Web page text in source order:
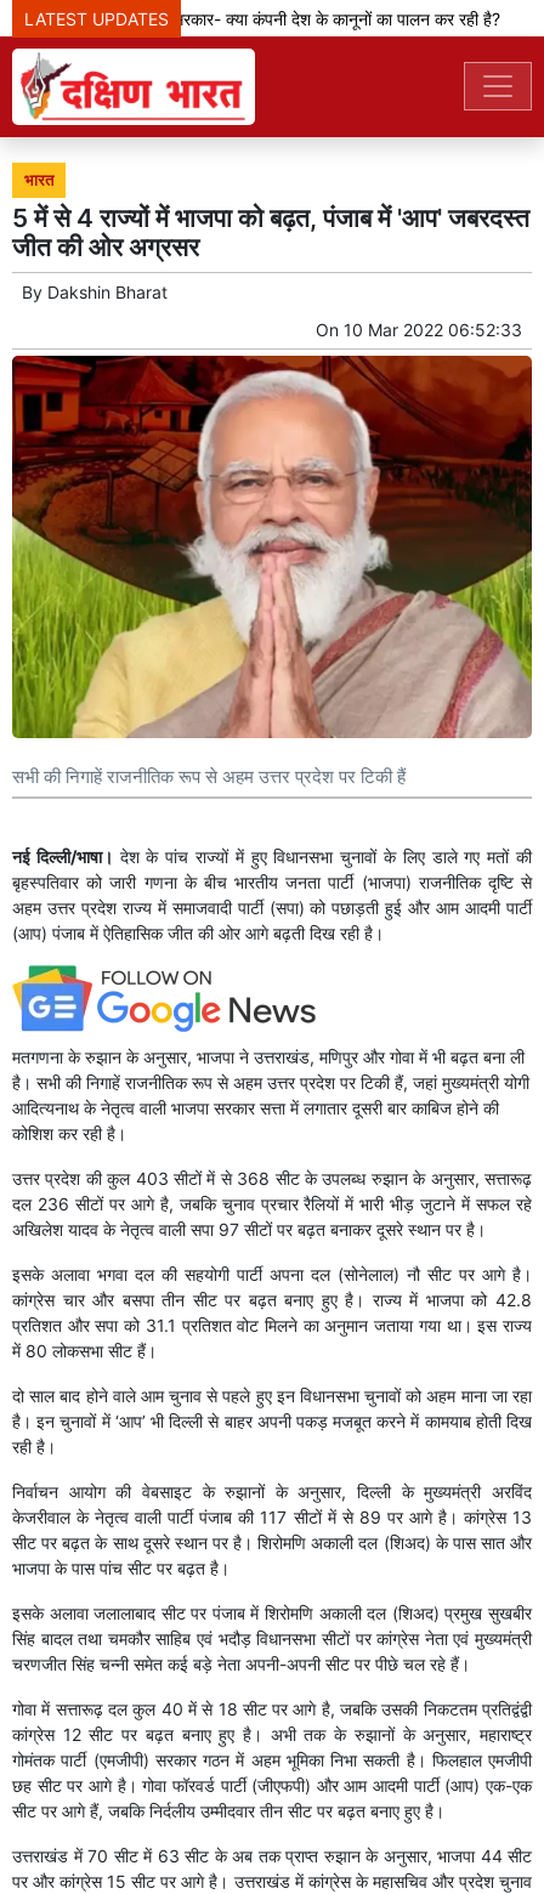
LATEST UPDATES
मेटा टीम से पूछ रही सरकार- क्या कंपनी देश के कानूनों का पालन कर रही है?
भारत
5 में से 4 राज्यों में भाजपा को बढ़त, पंजाब में 'आप' जबरदस्त
जीत की ओर अग्रसर
By Dakshin Bharat
On 10 Mar 2022 06:52:33
सभी की निगाहें राजनीतिक रूप से अहम उत्तर प्रदेश पर टिकी हैं
नई दिल्ली/भाषा। देश के पांच राज्यों में हुए विधानसभा चुनावों के लिए डाले गए मतों की
बृहस्पतिवार को जारी गणना के बीच भारतीय जनता पार्टी (भाजपा) राजनीतिक दृष्टि से
अहम उत्तर प्रदेश राज्य में समाजवादी पार्टी (सपा) को पछाड़ती हुई और आम आदमी पार्टी
(आप) पंजाब में ऐतिहासिक जीत की ओर आगे बढ़ती दिख रही है।
मतगणना के रुझान के अनुसार, भाजपा ने उत्तराखंड, मणिपुर और गोवा में भी बढ़त बना ली
है। सभी की निगाहें राजनीतिक रूप से अहम उत्तर प्रदेश पर टिकी हैं, जहां मुख्यमंत्री योगी
आदित्यनाथ के नेतृत्व वाली भाजपा सरकार सत्ता में लगातार दूसरी बार काबिज होने की
कोशिश कर रही है।
उत्तर प्रदेश की कुल 403 सीटों में से 368 सीट के उपलब्ध रुझान के अनुसार, सत्तारूढ़
दल 236 सीटों पर आगे है, जबकि चुनाव प्रचार रैलियों में भारी भीड़ जुटाने में सफल रहे
अखिलेश यादव के नेतृत्व वाली सपा 97 सीटों पर बढ़त बनाकर दूसरे स्थान पर है।
इसके अलावा भगवा दल की सहयोगी पार्टी अपना दल (सोनेलाल) नौ सीट पर आगे है।
कांग्रेस चार और बसपा तीन सीट पर बढ़त बनाए हुए है। राज्य में भाजपा को 42.8
प्रतिशत और सपा को 31.1 प्रतिशत वोट मिलने का अनुमान जताया गया था। इस राज्य
में 80 लोकसभा सीट हैं।
दो साल बाद होने वाले आम चुनाव से पहले हुए इन विधानसभा चुनावों को अहम माना जा रहा
है। इन चुनावों में ‘आप’ भी दिल्ली से बाहर अपनी पकड़ मजबूत करने में कामयाब होती दिख
रही है।
निर्वाचन आयोग की वेबसाइट के रुझानों के अनुसार, दिल्ली के मुख्यमंत्री अरविंद
केजरीवाल के नेतृत्व वाली पार्टी पंजाब की 117 सीटों में से 89 पर आगे है। कांग्रेस 13
सीट पर बढ़त के साथ दूसरे स्थान पर है। शिरोमणि अकाली दल (शिअद) के पास सात और
भाजपा के पास पांच सीट पर बढ़त है।
इसके अलावा जलालाबाद सीट पर पंजाब में शिरोमणि अकाली दल (शिअद) प्रमुख सुखबीर
सिंह बादल तथा चमकौर साहिब एवं भदौड़ विधानसभा सीटों पर कांग्रेस नेता एवं मुख्यमंत्री
चरणजीत सिंह चन्नी समेत कई बड़े नेता अपनी-अपनी सीट पर पीछे चल रहे हैं।
गोवा में सत्तारूढ़ दल कुल 40 में से 18 सीट पर आगे है, जबकि उसकी निकटतम प्रतिद्वंद्वी
कांग्रेस 12 सीट पर बढ़त बनाए हुए है। अभी तक के रुझानों के अनुसार, महाराष्ट्र
गोमंतक पार्टी (एमजीपी) सरकार गठन में अहम भूमिका निभा सकती है। फिलहाल एमजीपी
छह सीट पर आगे है। गोवा फॉरवर्ड पार्टी (जीएफपी) और आम आदमी पार्टी (आप) एक-एक
सीट पर आगे हैं, जबकि निर्दलीय उम्मीदवार तीन सीट पर बढ़त बनाए हुए है।
उत्तराखंड में 70 सीट में 63 सीट के अब तक प्राप्त रुझान के अनुसार, भाजपा 44 सीट
पर और कांग्रेस 15 सीट पर आगे है। उत्तराखंड में कांग्रेस के महासचिव और प्रदेश चुनाव